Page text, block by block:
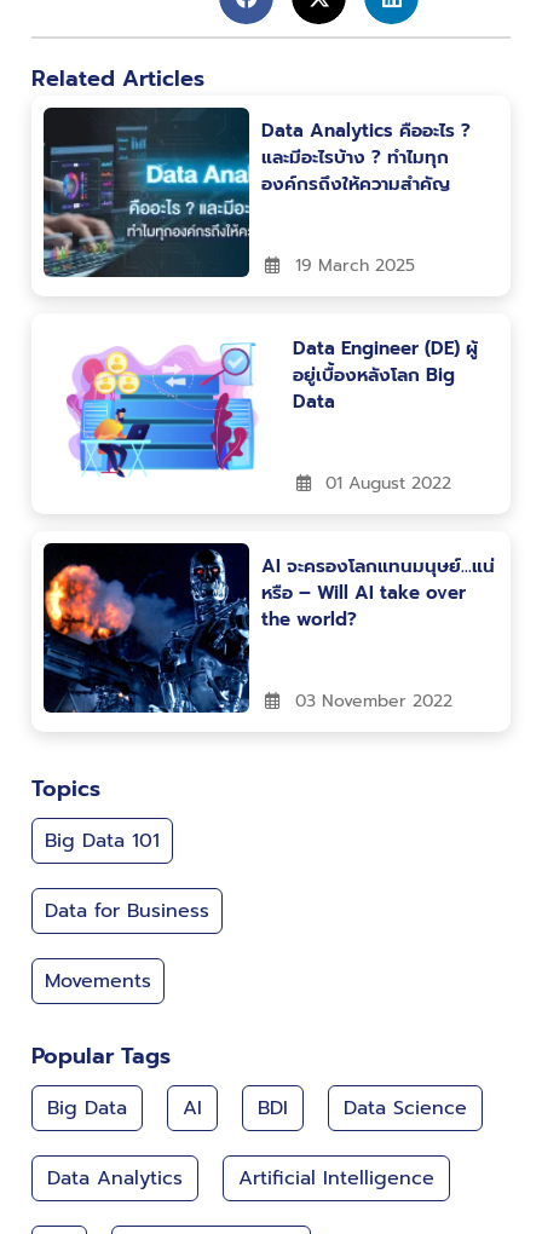
Related Articles
Data Analytics คืออะไร ?
และมีอะไรบ้าง ? ทำไมทุก
องค์กรถึงให้ความสำคัญ
19 March 2025
Data Engineer (DE) ผู้
อยู่เบื้องหลังโลก Big
Data
01 August 2022
AI จะครองโลกแทนมนุษย์…แน่
หรือ – Will AI take over
the world?
03 November 2022
Topics
Big Data 101
Data for Business
Movements
Popular Tags
Big Data AI BDI Data Science
Data Analytics Artificial Intelligence